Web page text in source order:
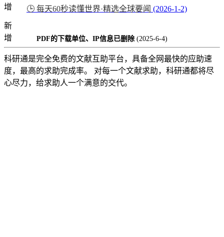
增
🕒 每天60秒读懂世界·精选全球要闻 (2026-1-2)
新
增
PDF的下载单位、IP信息已删除 (2025-6-4)
科研通是完全免费的文献互助平台，具备全网最快的应助速
度，最高的求助完成率。 对每一个文献求助，科研通都将尽
心尽力，给求助人一个满意的交代。